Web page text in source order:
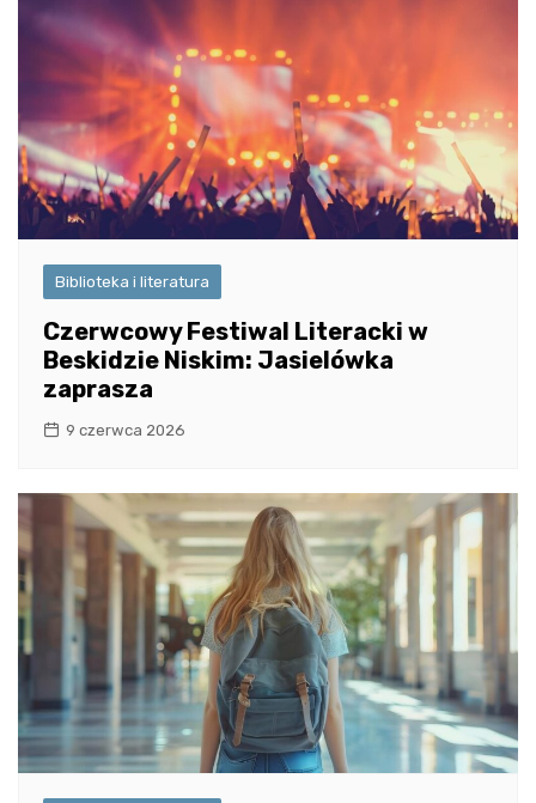
Biblioteka i literatura
Czerwcowy Festiwal Literacki w
Beskidzie Niskim: Jasielówka
zaprasza
9 czerwca 2026